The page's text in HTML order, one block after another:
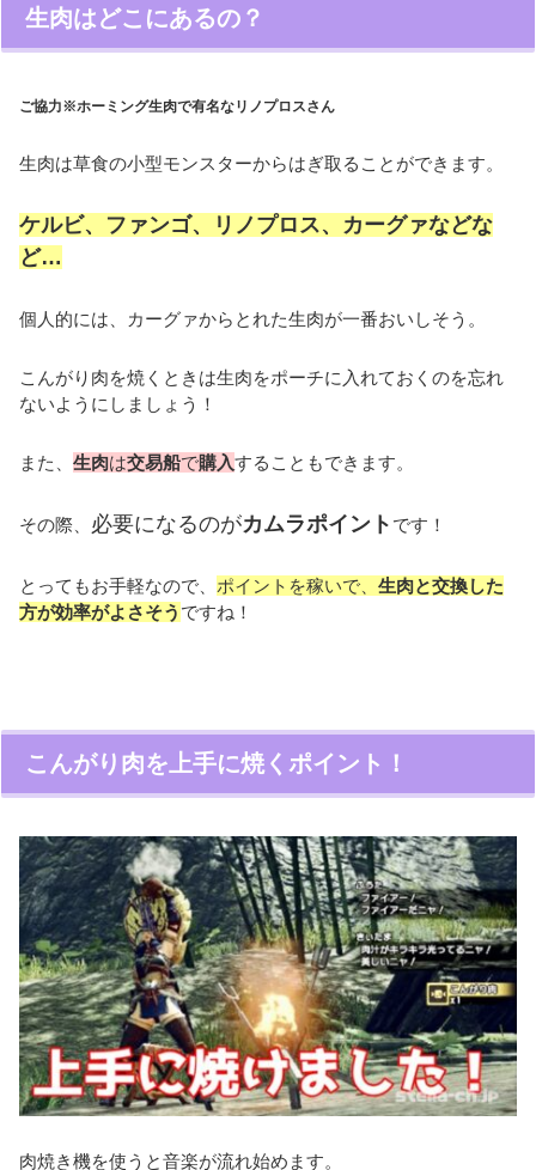
生肉はどこにあるの？
ご協力※ホーミング生肉で有名なリノプロスさん
生肉は草食の小型モンスターからはぎ取ることができます。
ケルビ、ファンゴ、リノプロス、カーグァなどな
ど…
個人的には、カーグァからとれた生肉が一番おいしそう。
こんがり肉を焼くときは生肉をポーチに入れておくのを忘れ
ないようにしましょう！
また、 生肉は交易船で購入することもできます。
その際、 必要になるのがカムラポイント です！
とってもお手軽なので、 ポイントを稼いで、 生肉と交換した
方が効率がよさそう ですね！
こんがり肉を上手に焼くポイント！
肉焼き機を使うと音楽が流れ始めます。